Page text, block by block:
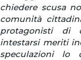
chiedere scusa
comunità
protagonisti di
intestarsi meriti
speculazioni lo